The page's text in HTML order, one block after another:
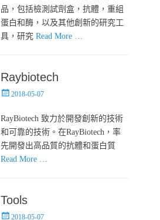
品，包括檢測試劑盒，抗體，重組
蛋白和酶，以及其他創新的研究工
具，研究Read More …
Raybiotech
Posted2018-05-07
RayBiotech 致力於開發創新的技術
和可靠的技術。在RayBiotech，率
先開發出高品質的抗體和蛋白質
Read More …
Tools
Posted2018-05-07